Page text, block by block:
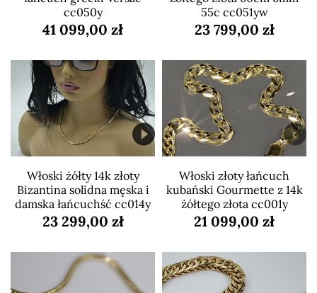
cc050y
41 099,00 zł
55c cc051yw
23 799,00 zł
Włoski żółty 14k złoty
Bizantina solidna męska i
damska łańcuchść cc014y
23 299,00 zł
Włoski złoty łańcuch
kubański Gourmette z 14k
żółtego złota cc001y
21 099,00 zł